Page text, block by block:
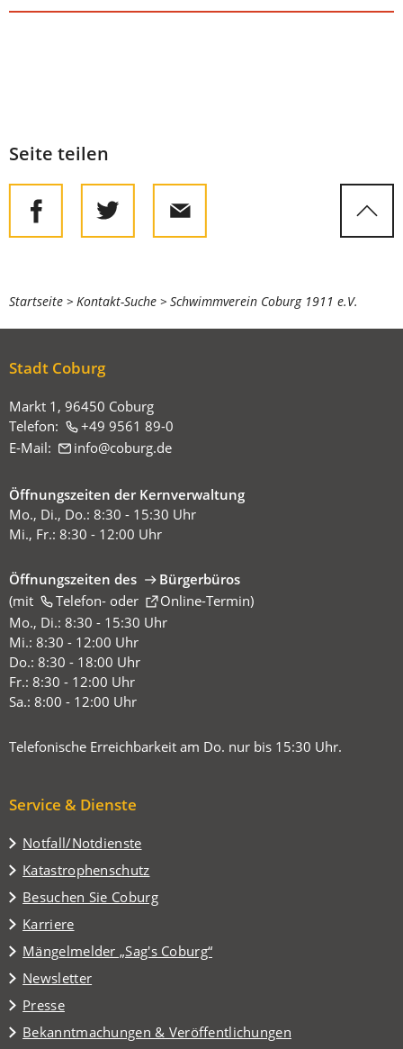
Seite teilen
Sie
befinden
sich
Startseite Kontakt-Suche Schwimmverein Coburg 1911 e.V.
Stadt Coburg
Markt 1, 96450 Coburg
Telefon:
+49 9561 89-0
E-Mail:
info coburg de
Öffnungszeiten der Kernverwaltung
Mo., Di., Do.: 8:30 - 15:30 Uhr
Mi., Fr.: 8:30 - 12:00 Uhr
Öffnungszeiten des
Bürgerbüros
(mit
Telefon-oder Online-Termin
(Öffnet
in
einem
neuen
Tab)
)
Mo., Di.: 8:30 - 15:30 Uhr
Mi.: 8:30 - 12:00 Uhr
Do.: 8:30 - 18:00 Uhr
Fr.: 8:30 - 12:00 Uhr
Sa.: 8:00 - 12:00 Uhr
Telefonische Erreichbarkeit am Do. nur bis 15:30 Uhr.
Service & Dienste
Notfall/Notdienste
Katastrophenschutz
Besuchen Sie Coburg
(Öffnet
in
einem
neuen
Tab)
Karriere
Mängelmelder „Sag's Coburg“
(Öffnet
in
einem
neuen
Tab)
Newsletter
Presse
Bekanntmachungen & Veröffentlichungen